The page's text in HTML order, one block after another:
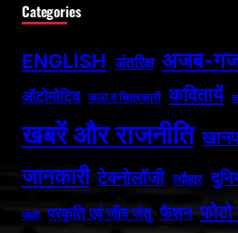
Categories
ENGLISH अंतरिक्ष अजब-
ऑटोमोटिव कला व चित्रकारी कवितायें
खबरें और राजनीति
जानकारी टेक्नोलॉजी त्यौहार
पहेली प्रकृति एवं जीव जंतु फैशन फोटो